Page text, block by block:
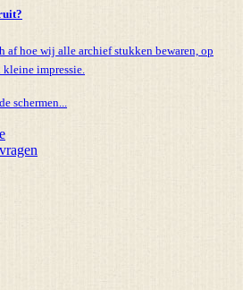
af hoe wij alle archief stukken bewaren, op
kleine impressie.
schermen...